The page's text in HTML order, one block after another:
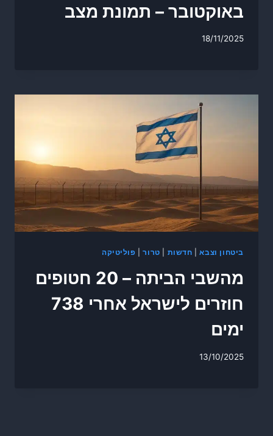
באוקטובר – תמונת מצב
18/11/2025
ביטחון וצבא| חדשות טרור| פוליטיקה
מהשבי הביתה – 20 חטופים
חוזרים לישראל אחרי 738
ימים
13/10/2025